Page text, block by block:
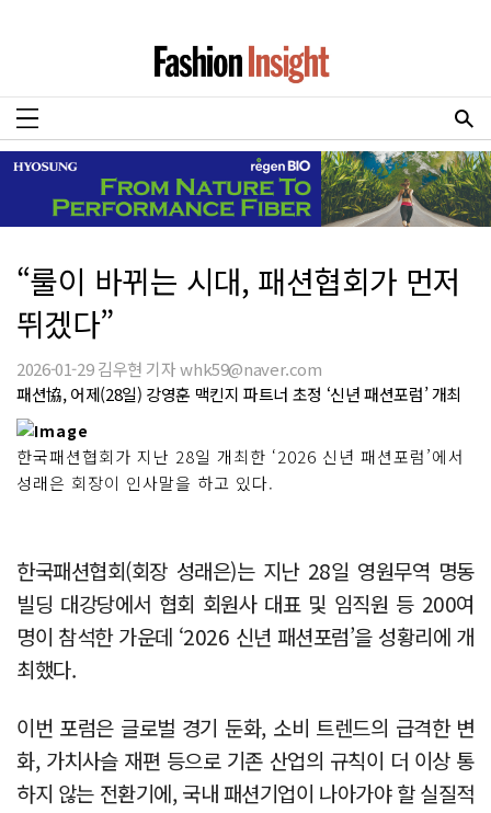
“룰이 바뀌는 시대, 패션협회가 먼저
뛰겠다”
2026-01-29 김우현 기자 whk59@naver.com
패션協, 어제(28일) 강영훈 맥킨지 파트너 초정 ‘신년 패션포럼’ 개최
한국패션협회가 지난 28일 개최한 ‘2026 신년 패션포럼’에서
성래은 회장이 인사말을 하고 있다.
한국패션협회(회장 성래은)는 지난 28일 영원무역 명동
빌딩 대강당에서 협회 회원사 대표 및 임직원 등 200여
명이 참석한 가운데 ‘2026 신년 패션포럼’을 성황리에 개
최했다.
이번 포럼은 글로벌 경기 둔화, 소비 트렌드의 급격한 변
화, 가치사슬 재편 등으로 기존 산업의 규칙이 더 이상 통
하지 않는 전환기에, 국내 패션기업이 나아가야 할 실질적